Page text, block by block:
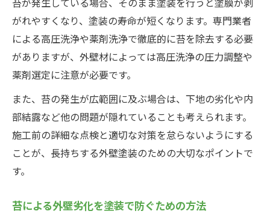
がれやすくなり、塗装の寿命が短くなります。専門業者
による高圧洗浄や薬剤洗浄で徹底的に苔を除去する必要
がありますが、外壁材によっては高圧洗浄の圧力調整や
薬剤選定に注意が必要です。
また、苔の発生が広範囲に及ぶ場合は、下地の劣化や内
部結露など他の問題が隠れていることも考えられます。
施工前の詳細な点検と適切な対策を怠らないようにする
ことが、長持ちする外壁塗装のための大切なポイントで
す。
苔による外壁劣化を塗装で防ぐための方法